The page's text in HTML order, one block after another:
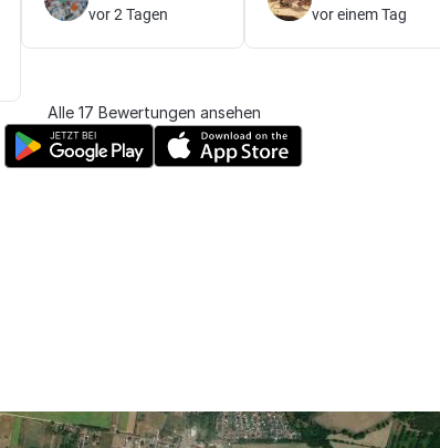
vor 2 Tagen vor einem Tag
Alle 17 Bewertungen ansehen